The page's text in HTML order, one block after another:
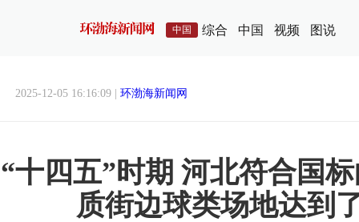
中国 综合 中国 视频 图说
2025-12-05 16:16:09 | 环渤海新闻网
“十四五”时期 河北符合国
质街边球类场地达到